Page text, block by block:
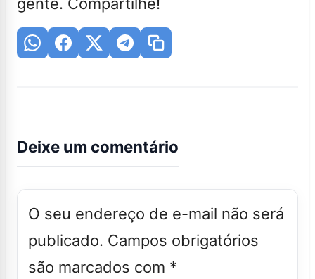
Deixe um comentário
O seu endereço de e-mail não será
publicado. Campos obrigatórios
são marcados com *